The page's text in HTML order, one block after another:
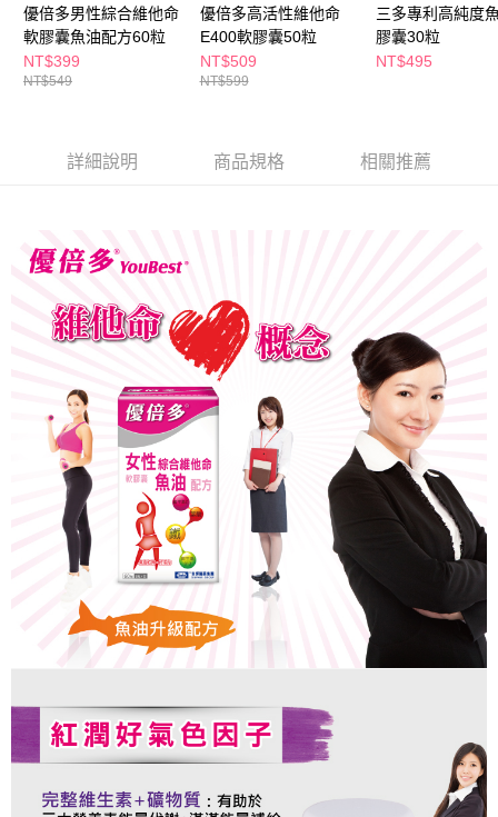
１．透過由恩沛科技股份有限公司提供之「AFTEE先享後付」服務完成之交
易，需依本服務之必要範圍內提供個人資料，並將交易相關給付款項請求債
權轉讓予恩沛科技股份有限公司。
２．關於個人資料處理事宜，請瀏覽以下網址：
https://aftee.tw/terms/#terms3
４．使用「AFTEE先享後付」時，將依據個別帳號之用戶狀況，依本公司即
恩沛科技股份有限公司將有權停止該用戶之使用額度並採取法律行動。
每筆NT$65，滿NT$490(含以上)免運費
付款後7-11取貨
每筆NT$65，滿NT$490(含以上)免運費
每筆NT$100，滿NT$790(含以上)免運費
優倍多男性綜合維他命
軟膠囊魚油配方60粒
NT$399
NT$549
優倍多高活性維他命
E400軟膠囊50粒
NT$509
NT$599
三多專利高純度
膠囊30粒
NT$495
詳細說明 商品規格 相關推薦